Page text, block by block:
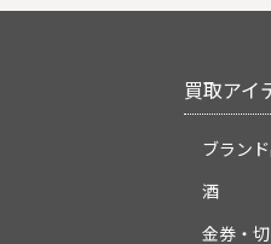
買取アイ
ブラン
酒
金券・